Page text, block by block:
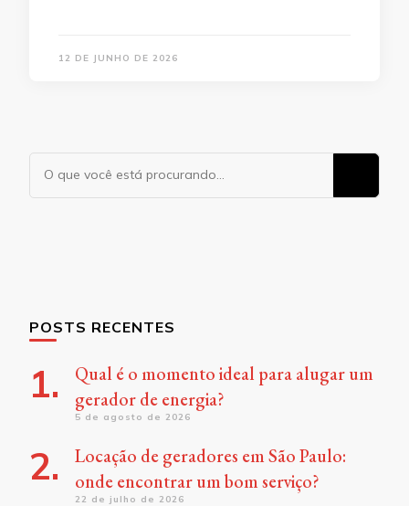
12 DE JUNHO DE 2026
Procurando
algo?
POSTS RECENTES
Qual é o momento ideal para alugar um
gerador de energia?
5 de agosto de 2026
Locação de geradores em São Paulo:
onde encontrar um bom serviço?
22 de julho de 2026